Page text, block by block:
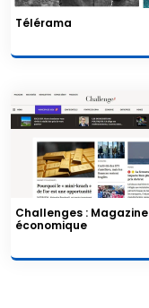
Télérama
Challenges : Magazine
économique